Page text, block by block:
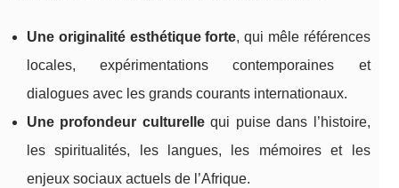
Une originalité esthétique forte, qui mêle références
locales, expérimentations contemporaines et
dialogues avec les grands courants internationaux.
Une profondeur culturellequi puise dans l’histoire,
les spiritualités, les langues, les mémoires et les
enjeux sociaux actuels de l’Afrique.